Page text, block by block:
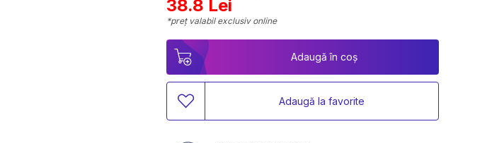
38.8 Lei
*preț valabil exclusiv online
Adaugă în coș
Adaugă la favorite